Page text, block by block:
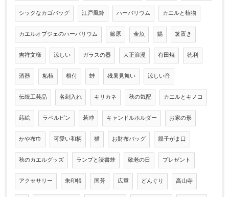
シックなカゴバッグ 江戸風鈴 ハーバリウム カエルと植物
カエルオブジェのハーバリウム 篠原 金魚 錫 箸置き
吉祥文様 涼しい ガラスの器 大正浪漫 有田焼 徳利
酒器 柘植 根付 蛙 残暑見舞い 涼しい音
伝統工芸品 名刺入れ キリカネ 秋の気配 カエルとキノコ
蒔絵 ラペルピン 若冲 キャンドルホルダー お家の形
かや布巾 可愛い和柄 猫 お財布バッグ 親子がま口
秋のカエルグッズ ランプと読書蛙 敬老の日 プレゼント
アクセサリー 朱印帳 国芳 広重 どんぐり 高山寺